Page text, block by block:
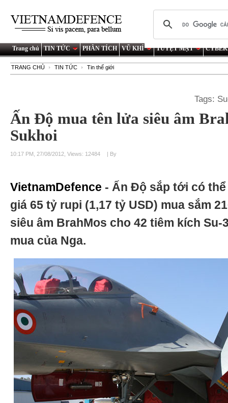
Trang chủ TIN TỨC PHÂN TÍCH VŨ KHÍ TUYỆT MẬT
TRANG CHỦ TIN TỨC Tin thế giới
Tags:
Ấn Độ mua tên lửa siêu âm
Sukhoi
10:17 PM, 27/08/2012, Views: 12484 | By
VietnamDefence - Ấn Độ sắp tới có
giá 65 tỷ rupi (1,17 tỷ USD) mua sắm
siêu âm BrahMos cho 42 tiêm kích Su-
mua của Nga.